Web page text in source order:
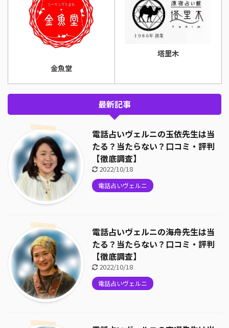
金魚堂
塔里木
最新記事
電話占いヴェルニの玉依先生は当
たる？当たらない？口コミ・評判
【徹底調査】
2022/10/18
電話占いヴェルニ
電話占いヴェルニの海舟先生は当
たる？当たらない？口コミ・評判
【徹底調査】
2022/10/18
電話占いヴェルニ